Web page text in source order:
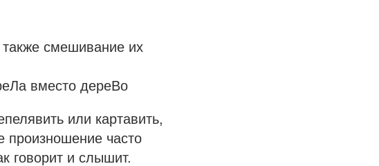
также смешивание их
вместо дереВо
или картавить,
произношение часто
говорит и слышит.